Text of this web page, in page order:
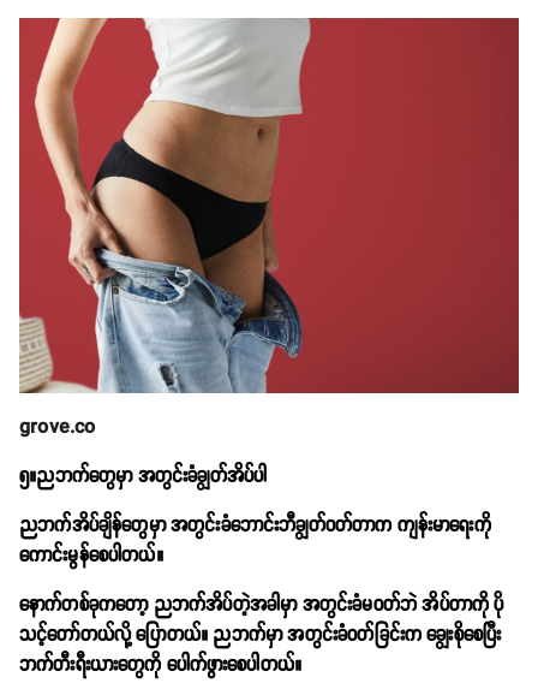
grove.co
၅။ညဘက်တွေမှာ အတွင်းခံချွတ်အိပ်ပါ
ညဘက်အိပ်ချိန်တွေမှာ အတွင်းခံဘောင်းဘီချွတ်ဝတ်တာက ကျန်းမာရေးကို
ကောင်းမွန်စေပါတယ်။
နောက်တစ်ခုကတော့ ညဘက်အိပ်တဲ့အခါမှာ အတွင်းခံမဝတ်ဘဲ အိပ်တာကို ပို
သင့်တော်တယ်လို့ ပြောတယ်။ ညဘက်မှာ အတွင်းခံဝတ်ခြင်းက ချွေးစိုစေပြီး
ဘက်တီးရီးယားတွေကို ပေါက်ဖွားစေပါတယ်။